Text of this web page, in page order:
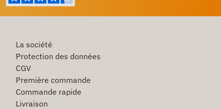
La société
Protection des données
CGV
Première commande
Commande rapide
Livraison